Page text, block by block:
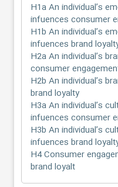
H1a An individual’s
infuences consumer
H1b An individual’s
infuences brand
H2a An individual’s
consumer
H2b An individual’s
brand loyalty
H3a An individual’s
infuences consumer
H3b An individual’s
infuences brand
H4 Consumer
brand loyalt